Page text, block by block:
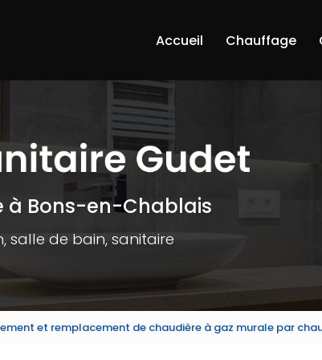
Accueil
Chauffage
à Bons-en-Chablais
salle de bain, sanitaire
et remplacement de chaudière à gaz murale par